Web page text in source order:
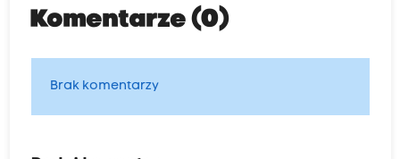
Komentarze (0)
Brak komentarzy